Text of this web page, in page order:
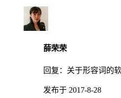
薛荣荣
回复： 关于形容词的
发布于 2017-8-28